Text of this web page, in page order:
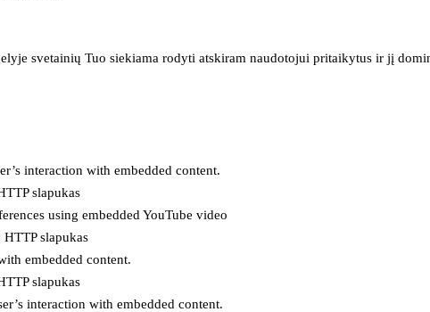
svetainių Tuo siekiama rodyti atskiram naudotojui pritaikytus ir jį
interaction with embedded content.
slapukas
using embedded YouTube video
HTTP slapukas
embedded content.
slapukas
interaction with embedded content.